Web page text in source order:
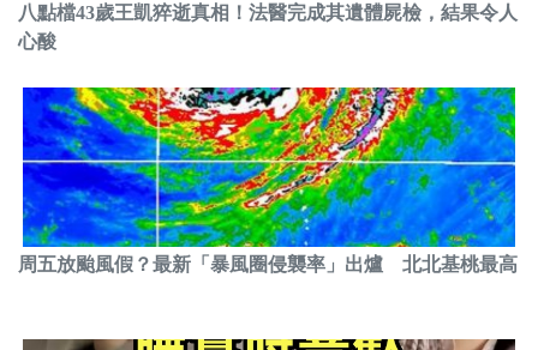
八點檔43歲王凱猝逝真相！法醫完成其遺體屍檢，結果令人
心酸
周五放颱風假？最新「暴風圈侵襲率」出爐 北北基桃最高